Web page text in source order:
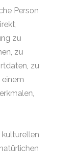
Person
zu
zu
zu